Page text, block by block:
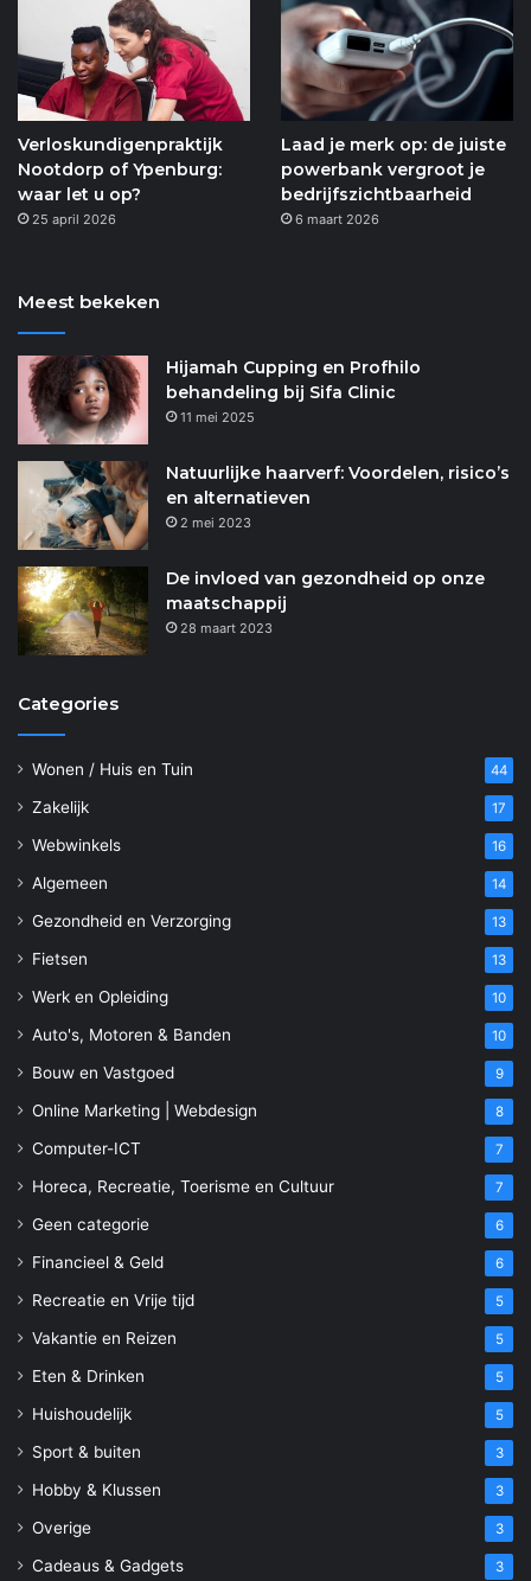
Verloskundigenpraktijk
Nootdorp of Ypenburg:
waar let u op?
25 april 2026
Laad je merk op: de juiste
powerbank vergroot je
bedrijfszichtbaarheid
6 maart 2026
Meest bekeken
Hijamah Cupping en Profhilo
behandeling bij Sifa Clinic
11 mei 2025
Natuurlijke haarverf: Voordelen, risico’s
en alternatieven
2 mei 2023
De invloed van gezondheid op onze
maatschappij
28 maart 2023
Categories
Wonen / Huis en Tuin 44
Zakelijk 17
Webwinkels 16
Algemeen 14
Gezondheid en Verzorging 13
Fietsen 13
Werk en Opleiding 10
Auto's, Motoren & Banden 10
Bouw en Vastgoed 9
Online Marketing | Webdesign 8
Computer-ICT 7
Horeca, Recreatie, Toerisme en Cultuur 7
Geen categorie 6
Financieel & Geld 6
Recreatie en Vrije tijd 5
Vakantie en Reizen 5
Eten & Drinken 5
Huishoudelijk 5
Sport & buiten 3
Hobby & Klussen 3
Overige 3
Cadeaus & Gadgets 3